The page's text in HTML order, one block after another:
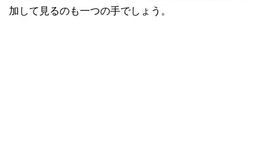
加して見るのも一つの手でしょう。